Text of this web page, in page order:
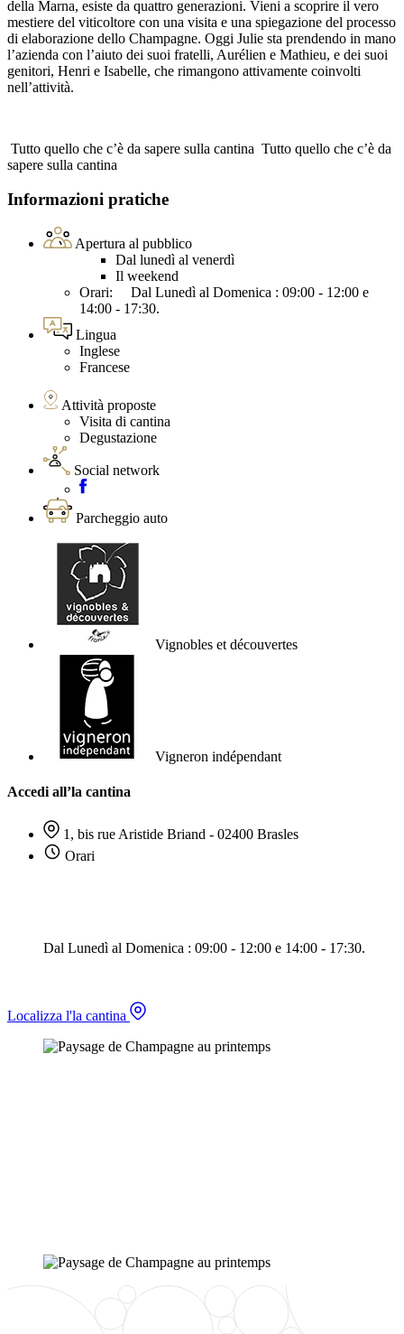
della Marna, esiste da quattro generazioni. Vieni a scoprire il vero
mestiere del viticoltore con una visita e una spiegazione del processo
di elaborazione dello Champagne. Oggi Julie sta prendendo in mano
l’azienda con l’aiuto dei suoi fratelli, Aurélien e Mathieu, e dei suoi
genitori, Henri e Isabelle, che rimangono attivamente coinvolti
nell’attività.
Tutto quello che c’è da sapere sulla cantina Tutto quello che c’è da
sapere sulla cantina
Informazioni pratiche
Apertura al pubblico
Dal lunedì al venerdì
Il weekend
Orari: Dal Lunedì al Domenica : 09:00 - 12:00 e
14:00 - 17:30.
Lingua
Inglese
Francese
Attività proposte
Visita di cantina
Degustazione
Social network
Parcheggio auto
Vignobles et découvertes
Vigneron indépendant
Accedi all’la cantina
1, bis rue Aristide Briand - 02400 Brasles
Orari
Dal Lunedì al Domenica : 09:00 - 12:00 e 14:00 - 17:30.
Localizza l'la cantina